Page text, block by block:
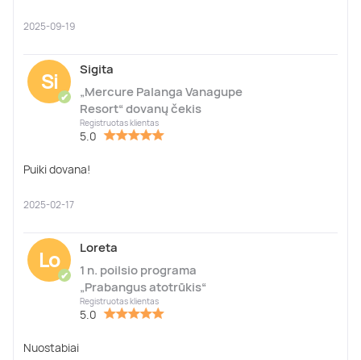
2025-09-19
Si
✔
Sigita
„Mercure Palanga Vanagupe
Resort“ dovanų čekis
Registruotas klientas
5.0
Puiki dovana!
2025-02-17
Lo
✔
Loreta
1 n. poilsio programa
„Prabangus atotrūkis“
Registruotas klientas
5.0
Nuostabiai